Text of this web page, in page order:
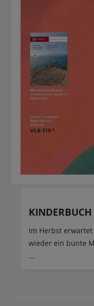
Im Herbst
wieder ein bunte
...